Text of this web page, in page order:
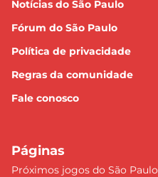
Notícias do São Paulo
Fórum do São Paulo
Política de privacidade
Regras da comunidade
Fale conosco
Páginas
Próximos jogos do São Paulo